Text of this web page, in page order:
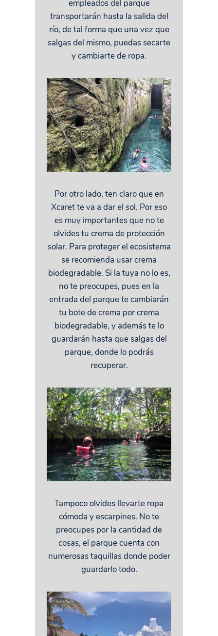
empleados del parque
transportarán hasta la salida del
río, de tal forma que una vez que
salgas del mismo, puedas secarte
y cambiarte de ropa.
Por otro lado, ten claro que en
Xcaret te va a dar el sol. Por eso
es muy importantes que no te
olvides tu crema de protección
solar. Para proteger el ecosistema
se recomienda usar crema
biodegradable. Si la tuya no lo es,
no te preocupes, pues en la
entrada del parque te cambiarán
tu bote de crema por crema
biodegradable, y además te lo
guardarán hasta que salgas del
parque, donde lo podrás
recuperar.
Tampoco olvides llevarte ropa
cómoda y escarpines. No te
preocupes por la cantidad de
cosas, el parque cuenta con
numerosas taquillas donde poder
guardarlo todo.